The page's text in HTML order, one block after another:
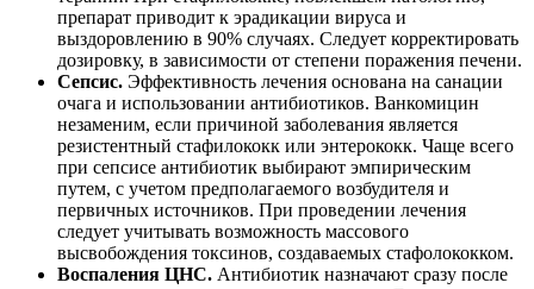
препарат приводит к эрадикации вируса и
выздоровлению в 90% случаях. Следует корректировать
дозировку, в зависимости от степени поражения печени.
Сепсис. Эффективность лечения основана на санации
очага и использовании антибиотиков. Ванкомицин
незаменим, если причиной заболевания является
резистентный стафилококк или энтерококк. Чаще всего
при сепсисе антибиотик выбирают эмпирическим
путем, с учетом предполагаемого возбудителя и
первичных источников. При проведении лечения
следует учитывать возможность массового
высвобождения токсинов, создаваемых стафолококком.
Воспаления ЦНС. Антибиотик назначают сразу после